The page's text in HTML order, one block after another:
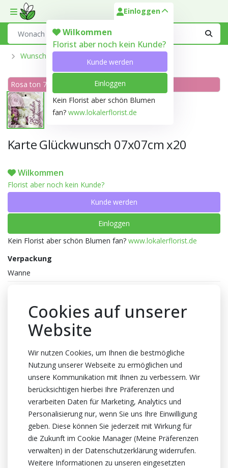
Toggle mobile menu
Einloggen
Wilkommen
Florist aber noch kein Kunde?
Kunde werden
Einloggen
Kein Florist aber schön Blumen
fan? www.lokalerflorist.de
Wunschkarte Und Labels
Rosa ton 70C
Karte Glückwunsch 07x07cm x20
Wilkommen
Florist aber noch kein Kunde?
Kunde werden
Einloggen
Kein Florist aber schön Blumen fan? www.lokalerflorist.de
Verpackung
Wanne
Abmessungen
1x7x7cm
Stiellenge
Herkunftsland
Niederlande
Kein Zertifikate
Cookies auf unserer
Website
Wir nutzen Cookies, um Ihnen die bestmögliche
Nutzung unserer Webseite zu ermöglichen und
unsere Kommunikation mit Ihnen zu verbessern. Wir
berücksichtigen hierbei Ihre Präferenzen und
verarbeiten Daten für Marketing, Analytics und
Personalisierung nur, wenn Sie uns Ihre Einwilligung
geben. Diese können Sie jederzeit mit Wirkung für
die Zukunft im Cookie Manager (Meine Präferenzen
verwalten) in der Datenschutzerklärung widerrufen.
Weitere Informationen zu unseren eingesetzten